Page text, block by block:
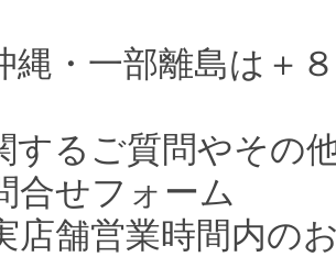
・一部離島は＋
するご質問やその
合せフォーム
店舗営業時間内の